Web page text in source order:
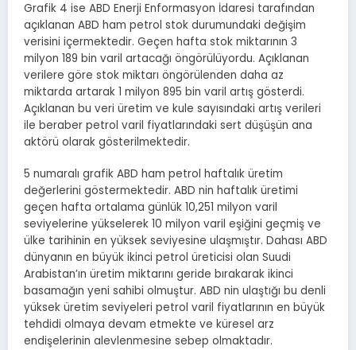
Grafik 4 ise ABD Enerji Enformasyon İdaresi tarafından
açıklanan ABD ham petrol stok durumundaki değişim
verisini içermektedir. Geçen hafta stok miktarının 3
milyon 189 bin varil artacağı öngörülüyordu. Açıklanan
verilere göre stok miktarı öngörülenden daha az
miktarda artarak 1 milyon 895 bin varil artış gösterdi.
Açıklanan bu veri üretim ve kule sayısındaki artış verileri
ile beraber petrol varil fiyatlarındaki sert düşüşün ana
aktörü olarak gösterilmektedir.
5 numaralı grafik ABD ham petrol haftalık üretim
değerlerini göstermektedir. ABD nin haftalık üretimi
geçen hafta ortalama günlük 10,251 milyon varil
seviyelerine yükselerek 10 milyon varil eşiğini geçmiş ve
ülke tarihinin en yüksek seviyesine ulaşmıştır. Dahası ABD
dünyanın en büyük ikinci petrol üreticisi olan Suudi
Arabistan’ın üretim miktarını geride bırakarak ikinci
basamağın yeni sahibi olmuştur. ABD nin ulaştığı bu denli
yüksek üretim seviyeleri petrol varil fiyatlarının en büyük
tehdidi olmaya devam etmekte ve küresel arz
endişelerinin alevlenmesine sebep olmaktadır.